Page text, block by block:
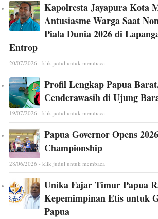
Kapolresta Jayapura Kota
Antusiasme Warga Saat
Piala Dunia 2026 di
Entrop
20/07/2026 - klik judul untuk membaca
Profil Lengkap Papua
Cenderawasih di Ujung
19/07/2026 - klik judul untuk membaca
Papua Governor Opens
Championship
28/06/2026 - klik judul untuk membaca
Unika Fajar Timur Papua
Kepemimpinan Etis untuk
Papua